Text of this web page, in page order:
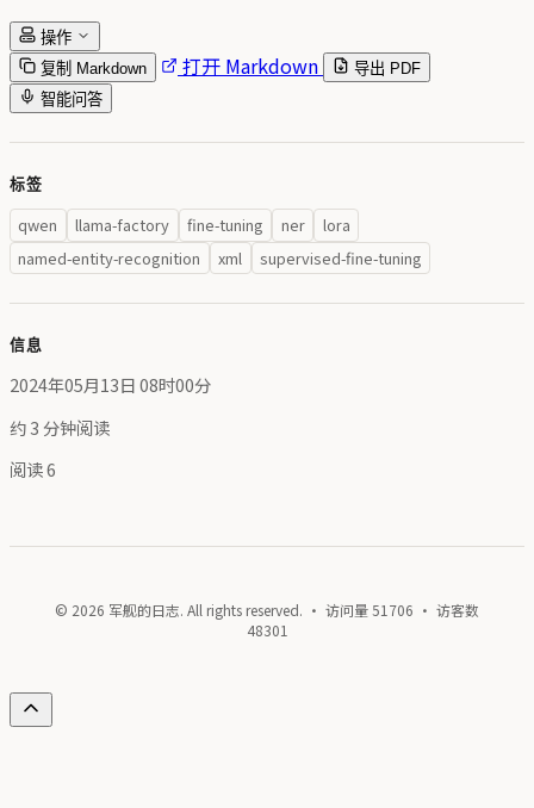
操作
复制 Markdown
打开 Markdown
导出 PDF
智能问答
标签
qwen llama-factory fine-tuning ner
lora
named-entity-recognition
xml supervised-fine-tuning
信息
2024年05月13日 08时00分
约 3 分钟阅读
阅读6
© 2026 军舰的日志. All rights reserved. · 访问量51706 · 访客数
48301